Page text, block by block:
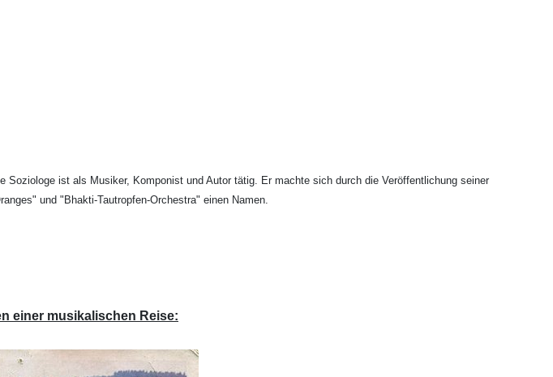
Soziologe ist als Musiker, Komponist und Autor tätig. Er machte sich durch die Veröffentlichung seiner
und "Bhakti-Tautropfen-Orchestra" einen Namen.
einer musikalischen Reise: